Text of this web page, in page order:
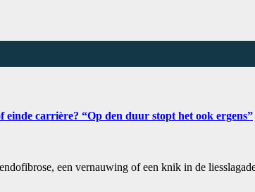
carrière? “Op den duur stopt het ook ergens”
een vernauwing of een knik in de